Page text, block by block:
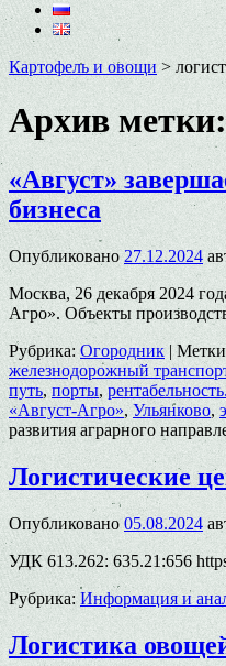
Картофель и овощи >
Архив метки:
«Август»
бизнеса
Опубликовано 27.12.2024
Москва, 26 декабря 2024
Агро». Объекты
Рубрика: Огородник |
железнодорожный
путь, порты, рентабельность.
«Август-Агро», Ульянково,
развития аграрного
Логистические
Опубликовано 05.08.2024
УДК 613.262: 635.21:656
Рубрика: Информация и
Логистика